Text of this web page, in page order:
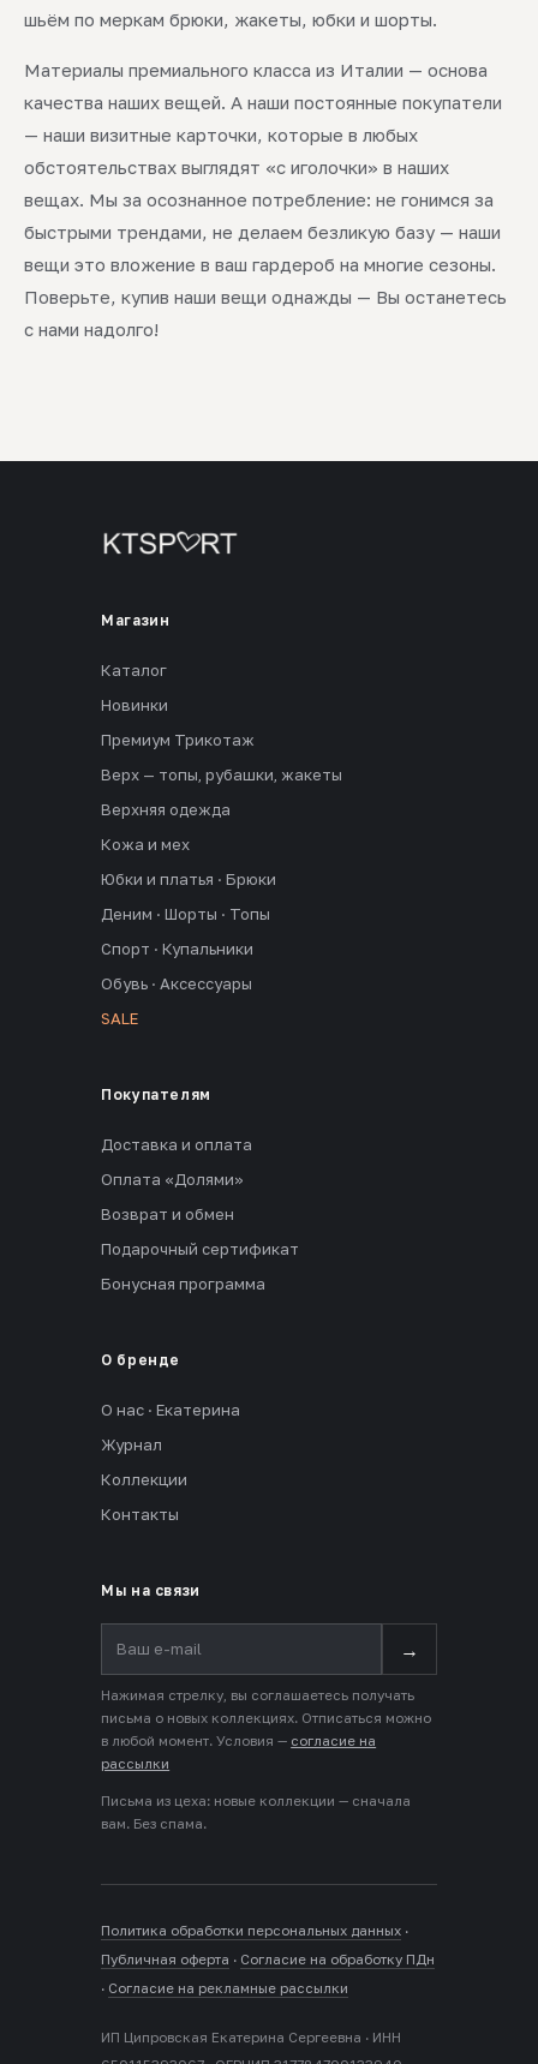
шьём по меркам брюки, жакеты, юбки и шорты.
Материалы премиального класса из Италии — основа
качества наших вещей. А наши постоянные покупатели
— наши визитные карточки, которые в любых
обстоятельствах выглядят «с иголочки» в наших
вещах. Мы за осознанное потребление: не гонимся за
быстрыми трендами, не делаем безликую базу — наши
вещи это вложение в ваш гардероб на многие сезоны.
Поверьте, купив наши вещи однажды — Вы останетесь
с нами надолго!
Магазин
Каталог
Новинки
Премиум Трикотаж
Верх — топы, рубашки, жакеты
Верхняя одежда
Кожа и мех
Юбки и платья · Брюки
Деним · Шорты · Топы
Спорт · Купальники
Обувь · Аксессуары
SALE
Покупателям
Доставка и оплата
Оплата «Долями»
Возврат и обмен
Подарочный сертификат
Бонусная программа
О бренде
О нас · Екатерина
Журнал
Коллекции
Контакты
Мы на связи
→
Нажимая стрелку, вы соглашаетесь получать
письма о новых коллекциях. Отписаться можно
в любой момент. Условия — согласие на
рассылки
Письма из цеха: новые коллекции — сначала
вам. Без спама.
Политика обработки персональных данных ·
Публичная оферта · Согласие на обработку ПДн
· Согласие на рекламные рассылки
ИП Ципровская Екатерина Сергеевна · ИНН